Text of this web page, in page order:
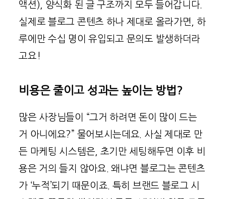
액션), 양식화 된 글 구조까지 모두 들어갑니다.
실제로 블로그 콘텐츠 하나 제대로 올라가면, 하
루에만 수십 명이 유입되고 문의도 발생하더라
고요!
비용은 줄이고 성과는 높이는 방법?
많은 사장님들이 “그거 하려면 돈이 많이 드는
거 아니에요?” 물어보시는데요. 사실 제대로 만
든 마케팅 시스템은, 초기만 세팅해두면 이후 비
용은 거의 들지 않아요. 왜냐면 블로그는 콘텐츠
가 ‘누적’되기 때문이죠. 특히 브랜드 블로그 시